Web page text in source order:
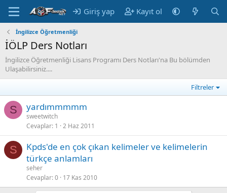
Giriş yap Kayıt ol
İngilizce Öğretmenliği
İÖLP Ders Notları
İngilizce Öğretmenliği Lisans Programı Ders Notları'na Bu bölümden
Ulaşabilirsiniz....
Filtreler
S yardımmmmm
sweetwitch
Cevaplar 1 2 Haz 2011
S
Kpds'de en çok çıkan kelimeler ve kelimelerin
türkçe anlamları
seher
Cevaplar 0 17 Kas 2010